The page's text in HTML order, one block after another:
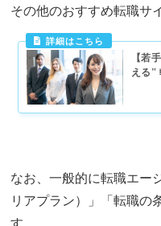
その他のおすすめ転職サ
【若
える”
なお、一般的に転職エー
リアプラン）」「転職の